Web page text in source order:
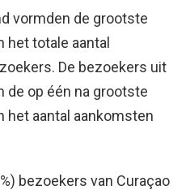
vormden de grootste
het totale aantal
De bezoekers uit
de op één na grootste
het aantal aankomsten
bezoekers van Curaçao